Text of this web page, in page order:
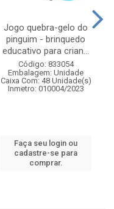
Jogo quebra-gelo do
pinguim - brinquedo
educativo para crian...
Código: 833054
Embalagem: Unidade
Caixa Com: 48 Unidade(s)
Inmetro: 010004/2023
Faça seu login ou
cadastre-se para
comprar.